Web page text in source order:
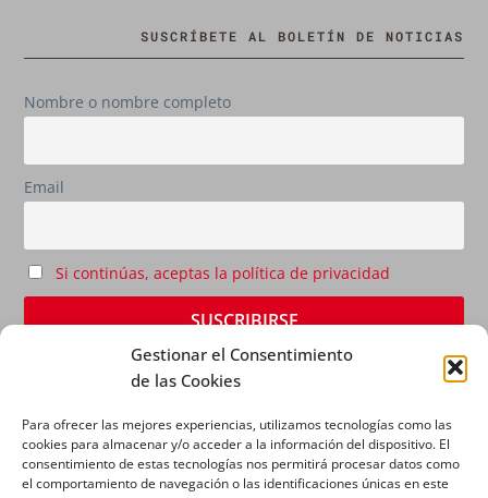
Gestionar el Consentimiento
de las Cookies
Para ofrecer las mejores experiencias, utilizamos tecnologías como las
cookies para almacenar y/o acceder a la información del dispositivo. El
consentimiento de estas tecnologías nos permitirá procesar datos como
el comportamiento de navegación o las identificaciones únicas en este
SUSCRÍBETE AL BOLETÍN DE NOTICIAS
Nombre o nombre completo
Email
Si continúas, aceptas la política de privacidad